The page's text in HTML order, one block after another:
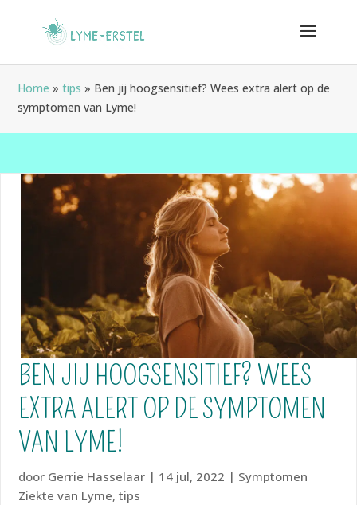
Home »tips » Ben jij hoogsensitief? Wees extra alert op de
symptomen van Lyme!
BEN JIJ HOOGSENSITIEF? WEES
EXTRA ALERT OP DE SYMPTOMEN
VAN LYME!
door Gerrie Hasselaar | 14 jul, 2022 | Symptomen
Ziekte van Lyme,tips